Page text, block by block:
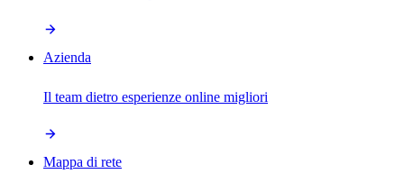
Azienda
Il team dietro esperienze online migliori
Mappa di rete